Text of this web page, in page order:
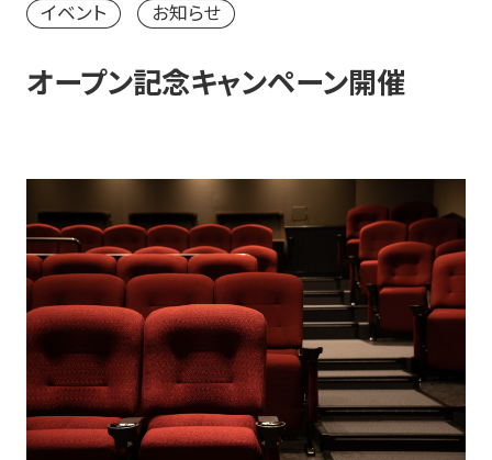
イベント
お知らせ
オープン記念キャンペーン開催